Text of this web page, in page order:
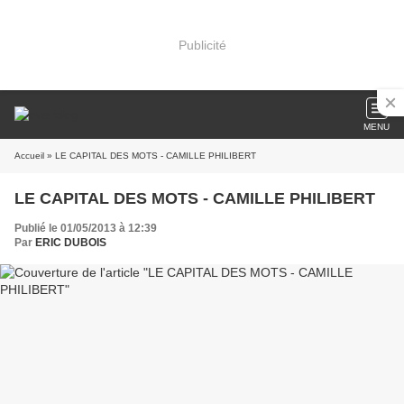
Publicité
MENU
Accueil » LE CAPITAL DES MOTS - CAMILLE PHILIBERT
LE CAPITAL DES MOTS - CAMILLE PHILIBERT
Publié le 01/05/2013 à 12:39
Par ERIC DUBOIS